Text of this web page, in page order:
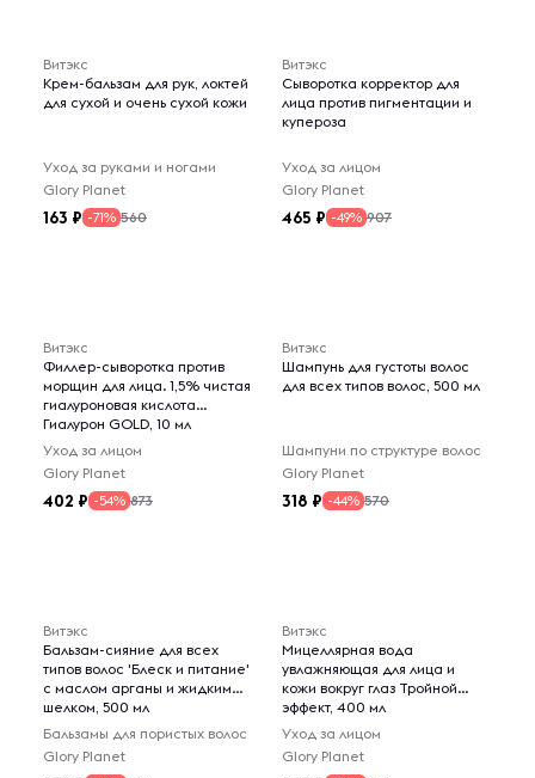
Витэкс
Крем-бальзам для рук, локтей
для сухой и очень сухой кожи
Уход за руками и ногами
Glory Planet
163 -71% 560
Витэкс
Сыворотка корректор для
лица против пигментации и
купероза
Уход за лицом
Glory Planet
465 -49% 907
Витэкс
Филлер-сыворотка против
морщин для лица. 1,5% чистая
гиалуроновая кислота
Гиалурон GOLD, 10 мл
Уход за лицом
Glory Planet
402 -54% 873
Витэкс
Шампунь для густоты волос
для всех типов волос, 500 мл
Шампуни по структуре волос
Glory Planet
318 -44% 570
Витэкс
Бальзам-сияние для всех
типов волос 'Блеск и питание'
с маслом арганы и жидким
шелком, 500 мл
Бальзамы для пористых волос
Glory Planet
Витэкс
Мицеллярная вода
увлажняющая для лица и
кожи вокруг глаз Тройной
эффект, 400 мл
Уход за лицом
Glory Planet